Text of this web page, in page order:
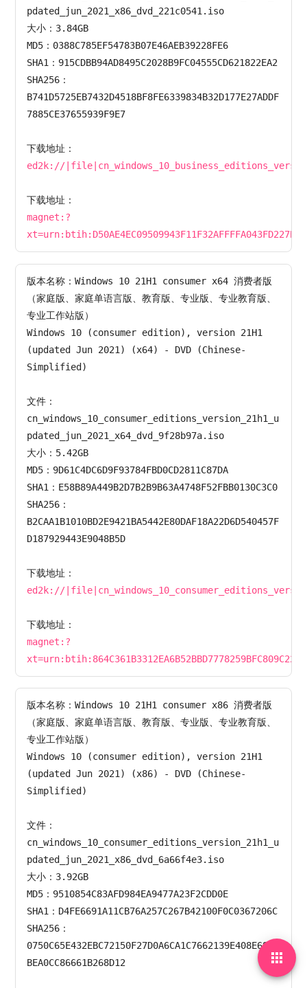
pdated_jun_2021_x86_dvd_221c0541.iso
大小：3.84GB
MD5：0388C785EF54783B07E46AEB39228FE6
SHA1：915CDBB94AD8495C2028B9FC04555CD621822EA2
SHA256：
B741D5725EB7432D4518BF8FE6339834B32D177E27ADDF
7885CE37655939F9E7
下载地址：
ed2k://
下载地址：
magnet:?
版本名称：Windows 10 21H1 consumer x64 消费者版
（家庭版、家庭单语言版、教育版、专业版、专业教育版、
专业工作站版）
Windows 10 (consumer edition), version 21H1
(updated Jun 2021) (x64) - DVD (Chinese-
Simplified)
文件：
cn_windows_10_consumer_editions_version_21h1_u
pdated_jun_2021_x64_dvd_9f28b97a.iso
大小：5.42GB
MD5：9D61C4DC6D9F93784FBD0CD2811C87DA
SHA1：E58B89A449B2D7B2B9B63A4748F52FBB0130C3C0
SHA256：
B2CAA1B1010BD2E9421BA5442E80DAF18A22D6D540457F
D187929443E9048B5D
下载地址：
ed2k://
下载地址：
magnet:?
版本名称：Windows 10 21H1 consumer x86 消费者版
（家庭版、家庭单语言版、教育版、专业版、专业教育版、
专业工作站版）
Windows 10 (consumer edition), version 21H1
(updated Jun 2021) (x86) - DVD (Chinese-
Simplified)
文件：
cn_windows_10_consumer_editions_version_21h1_u
pdated_jun_2021_x86_dvd_6a66f4e3.iso
大小：3.92GB
MD5：9510854C83AFD984EA9477A23F2CDD0E
SHA1：D4FE6691A11CB76A257C267B42100F0C0367206C
SHA256：
0750C65E432EBC72150F27D0A6CA1C7662139E408E68FC
BEA0CC86661B268D12
